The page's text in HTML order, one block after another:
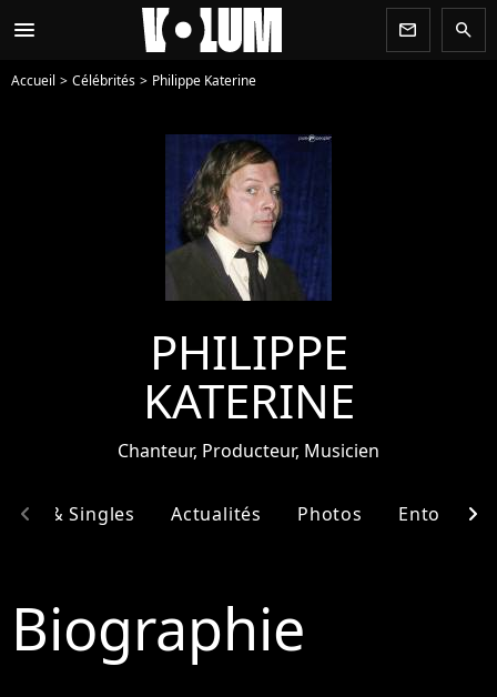
menu newsletter search
Accueil Célébrités Philippe Katerine
PHILIPPE
KATERINE
Chanteur, Producteur, Musicien
& Singles Actualités Photos Entourage
chevron_left chevron_right
Biographie